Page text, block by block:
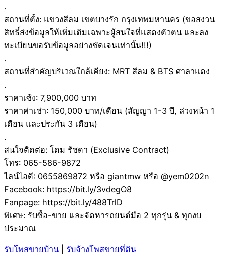
.
สถานที่ตั้ง: แขวงสีลม เขตบางรัก กรุงเทพมหานคร (ขอสงวน
สิทธิ์ส่งข้อมูลให้เพิ่มเติมเฉพาะผู้สนใจที่แสดงตัวตน และลง
ทะเบียนขอรับข้อมูลอย่างชัดเจนเท่านั้น!!!)
.
สถานที่สำคัญบริเวณใกล้เคียง: MRT สีลม & BTS ศาลาแดง
.
ราคาเซ้ง: 7,900,000 บาท
ราคาค่าเช่า: 150,000 บาท/เดือน (สัญญา 1-3 ปี, ล่วงหน้า 1
เดือน และประกัน 3 เดือน)
.
สนใจติดต่อ: โดม รัชดา (Exclusive Contract)
โทร: 065-586-9872
ไลน์ไอดี: 0655869872 หรือ giantmw หรือ @yem0202n
Facebook: https://bit.ly/3vdegO8
Fanpage: https://bit.ly/488TrlD
พิเศษ: รับซื้อ-ขาย และจัดหารถยนต์มือ 2 ทุกรุ่น & ทุกงบ
ประมาณ
รับโพสขายบ้าน
รับจ้างโพสขายที่ดิน